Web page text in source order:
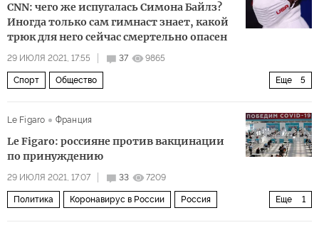
CNN: чего же испугалась Симона Байлз?
Иногда только сам гимнаст знает, какой
трюк для него сейчас смертельно опасен
29 ИЮЛЯ 2021, 17:55 37 9865
Еще 5
Спорт Общество
психологические проблемы
Le Figaro Франция
Le Figaro: россияне против вакцинации
по принуждению
29 ИЮЛЯ 2021, 17:07 33 7209
Еще 1
Политика Коронавирус в России Россия